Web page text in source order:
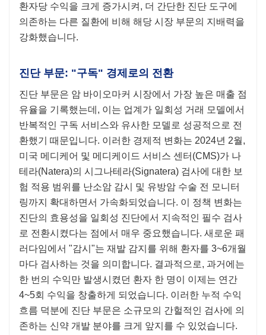
환자당 수익을 크게 증가시켜, 더 간단한 진단 도구에
의존하는 다른 질환에 비해 해당 시장 부문의 지배력을
강화했습니다.
진단 부문: "구독" 경제로의 전환
진단 부문은 암 바이오마커 시장에서 가장 높은 매출 점
유율을 기록했는데, 이는 업계가 일회성 거래 모델에서
반복적인 구독 서비스와 유사한 모델로 성공적으로 전
환했기 때문입니다. 이러한 경제적 변화는 2024년 2월,
미국 메디케어 및 메디케이드 서비스 센터(CMS)가 나
테라(Natera)의 시그나테라(Signatera) 검사에 대한 보
험 적용 범위를 난소암 감시 및 유방암 수술 전 모니터
링까지 확대하면서 가속화되었습니다. 이 정책 변화는
진단의 효용성을 일회성 진단에서 지속적인 필수 검사
로 전환시켰다는 점에서 매우 중요했습니다. 새로운 패
러다임에서 "감시"는 재발 감지를 위해 환자를 3~6개월
마다 검사하는 것을 의미합니다. 결과적으로, 과거에는
한 번의 수익만 발생시켰던 환자 한 명이 이제는 연간
4~5회 수익을 창출하게 되었습니다. 이러한 누적 수익
흐름 덕분에 진단 부문은 소규모의 간헐적인 검사에 의
존하는 신약 개발 분야를 크게 앞지를 수 있었습니다.